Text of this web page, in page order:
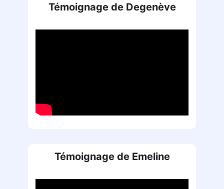
Témoignage de Degenève
Témoignage de Emeline